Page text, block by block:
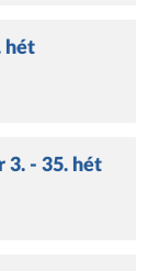
hét
3. - 35. hét